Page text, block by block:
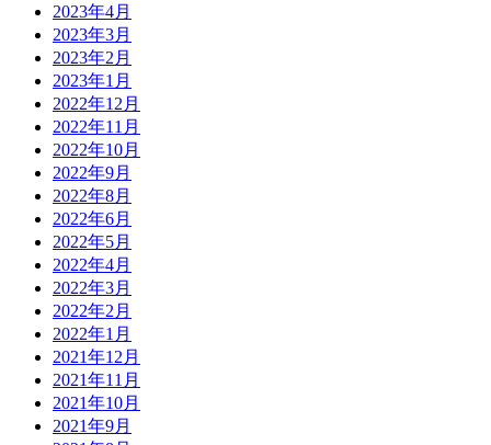
2023年4月
2023年3月
2023年2月
2023年1月
2022年12月
2022年11月
2022年10月
2022年9月
2022年8月
2022年6月
2022年5月
2022年4月
2022年3月
2022年2月
2022年1月
2021年12月
2021年11月
2021年10月
2021年9月